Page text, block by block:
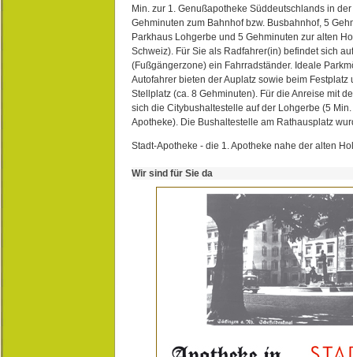
Min. zur 1. Genußapotheke Süddeutschlands in
Gehminuten zum Bahnhof bzw. Busbahnhof, 5
Parkhaus Lohgerbe und 5 Gehminuten zur alten
Schweiz). Für Sie als Radfahrer(in) befindet sich
(Fußgängerzone) ein Fahrradständer. Ideale
Autofahrer bieten der Auplatz sowie beim Festplatz
Stellplatz (ca. 8 Gehminuten). Für die Anreise mit
sich die Citybushaltestelle auf der Lohgerbe (5
Apotheke). Die Bushaltestelle am Rathausplatz
Stadt-Apotheke - die 1. Apotheke nahe der alten
Wir sind für Sie da